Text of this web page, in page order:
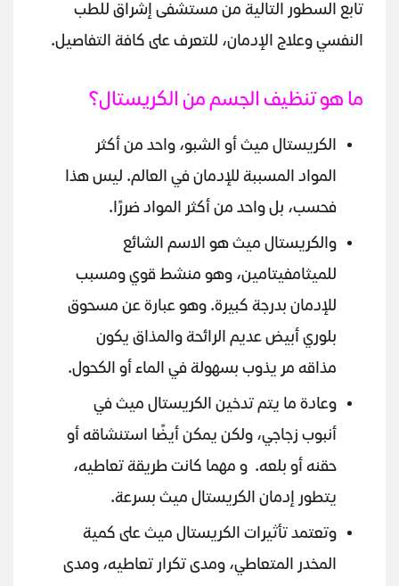
تابع السطور التالية من مستشفى إشراق للطب
النفسي وعلاج الإدمان، للتعرف على كافة التفاصيل.
ما هو تنظيف الجسم من الكريستال؟
الكريستال ميث أو الشبو، واحد من أكثر
المواد المسببة للإدمان في العالم. ليس هذا
فحسب، بل واحد من أكثر المواد ضررًا.
والكريستال ميث هو الاسم الشائع
للميثامفيتامين، وهو منشط قوي ومسبب
للإدمان بدرجة كبيرة. وهو عبارة عن مسحوق
بلوري أبيض عديم الرائحة والمذاق يكون
مذاقه مر يذوب بسهولة في الماء أو الكحول.
وعادة ما يتم تدخين الكريستال ميث في
أنبوب زجاجي، ولكن يمكن أيضًا استنشاقه أو
حقنه أو بلعه. و مهما كانت طريقة تعاطيه،
يتطور إدمان الكريستال ميث بسرعة.
وتعتمد تأثيرات الكريستال ميث على كمية
المخدر المتعاطي، ومدى تكرار تعاطيه، ومدى